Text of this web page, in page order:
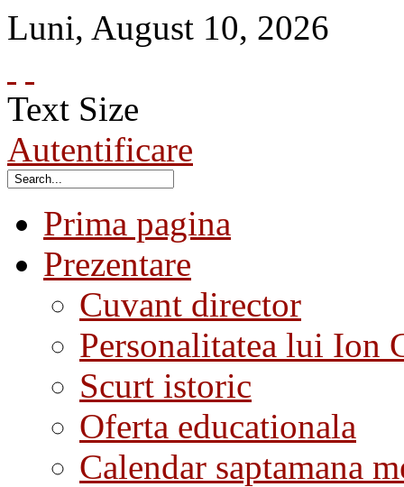
Luni, August 10, 2026
Text Size
Autentificare
Prima pagina
Prezentare
Cuvant director
Personalitatea lui Ion
Scurt istoric
Oferta educationala
Calendar saptamana